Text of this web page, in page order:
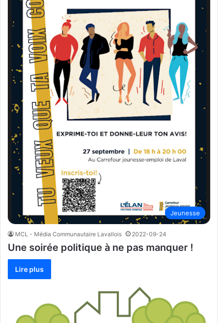
Jeunesse
MCL - Média Communautaire Lavallois 2022-09-24
Une soirée politique à ne pas manquer !
Lire plus